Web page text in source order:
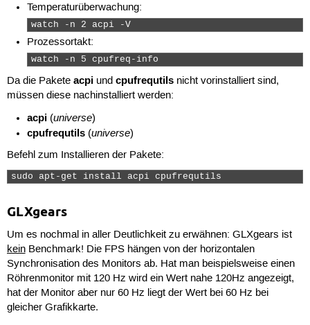
Temperaturüberwachung:
watch -n 2 acpi -V
Prozessortakt:
watch -n 5 cpufreq-info
Da die Pakete acpiund cpufrequtilsnicht vorinstalliert sind,
müssen diese nachinstalliert werden:
acpi (universe)
cpufrequtils (universe)
Befehl zum Installieren der Pakete:
sudo apt-get install acpi cpufrequtils
GLXgears
Um es nochmal in aller Deutlichkeit zu erwähnen: GLXgears ist
keinBenchmark! Die FPS hängen von der horizontalen
Synchronisation des Monitors ab. Hat man beispielsweise einen
Röhrenmonitor mit 120 Hz wird ein Wert nahe 120Hz angezeigt,
hat der Monitor aber nur 60 Hz liegt der Wert bei 60 Hz bei
gleicher Grafikkarte.